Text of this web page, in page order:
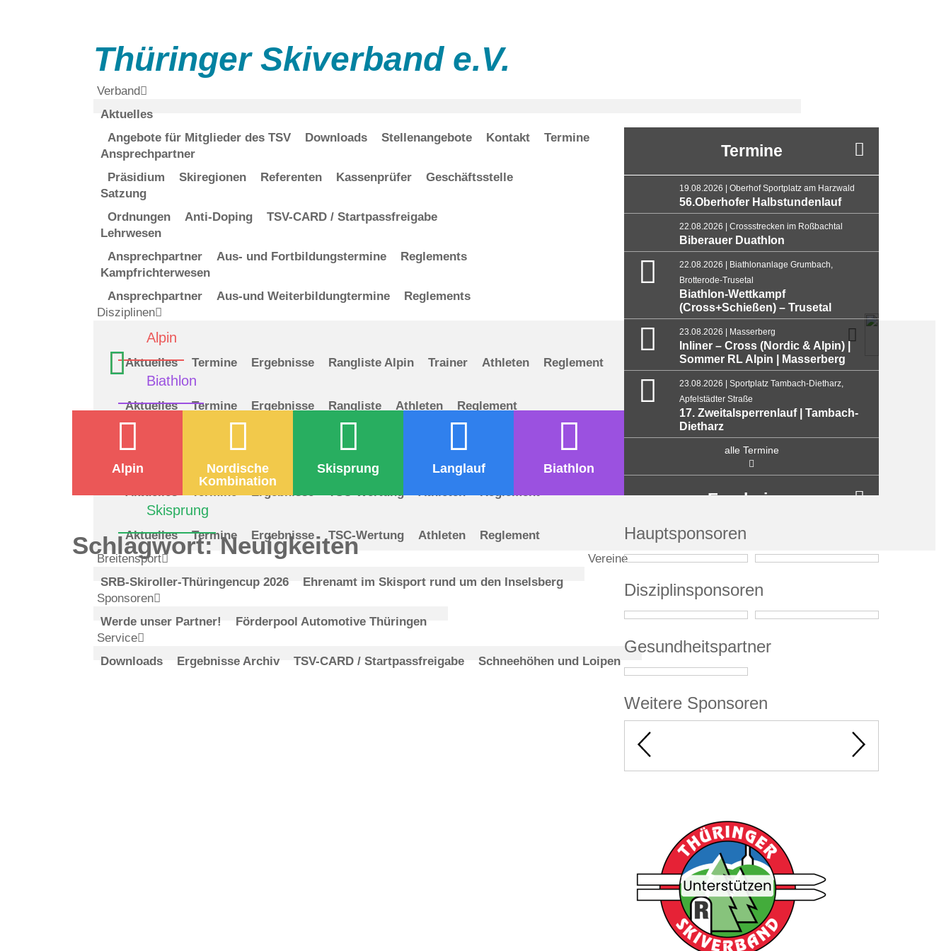
Thüringer Skiverband e.V.
Verband
Aktuelles
Angebote für Mitglieder des TSV
Downloads Stellenangebote Kontakt
Termine
Ansprechpartner
Präsidium
Skiregionen Referenten Kassenprüfer
Geschäftsstelle
Satzung
Ordnungen
Anti-Doping
TSV-CARD / Startpassfreigabe
Lehrwesen
Ansprechpartner
Aus- und Fortbildungstermine
Reglements
Kampfrichterwesen
Ansprechpartner
Aus-und Weiterbildungtermine
Reglements
Disziplinen
Alpin
Aktuelles Termine Ergebnisse Rangliste Alpin Trainer Athleten Reglement
Biathlon
Aktuelles Termine Ergebnisse Rangliste Athleten Reglement
Aktuelles Termine Rangliste Reglement Informationen
Nord. Kombination
Aktuelles Termine Ergebnisse TSC-Wertung Athleten Reglement
Skisprung
Aktuelles Termine Ergebnisse TSC-Wertung Athleten
Reglement
Breitensport
SRB-Skiroller-Thüringencup 2026
Ehrenamt im Skisport rund um den Inselsberg
Vereine
Sponsoren
Werde unser Partner!
Förderpool Automotive Thüringen
Service
Downloads
Ergebnisse Archiv TSV-CARD / Startpassfreigabe Schneehöhen und Loipen
Alpin
Nordische
Kombination
Skisprung Langlauf Biathlon
Termine
19.08.2026 | Oberhof Sportplatz am Harzwald
56.Oberhofer Halbstundenlauf
22.08.2026 | Crossstrecken im Roßbachtal
Biberauer Duathlon
22.08.2026 | Biathlonanlage Grumbach,
Brotterode-Trusetal
Biathlon-Wettkampf
(Cross+Schießen) – Trusetal
23.08.2026 | Masserberg
Inliner – Cross (Nordic & Alpin) |
Sommer RL Alpin | Masserberg
23.08.2026 | Sportplatz Tambach-Dietharz,
Apfelstädter Straße
17. Zweitalsperrenlauf | Tambach-
Dietharz
alle Termine
Ergebnisse
Schlagwort:Neuigkeiten Hauptsponsoren
Disziplinsponsoren
Gesundheitspartner
Weitere Sponsoren